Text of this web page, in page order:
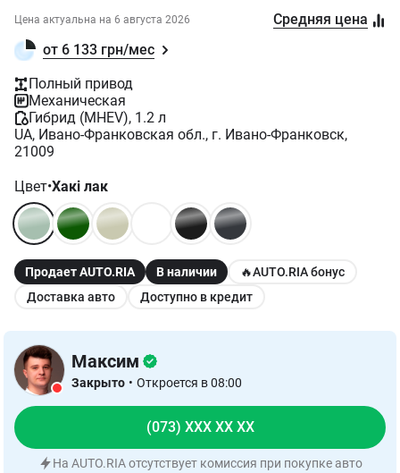
Цена актуальна на 6 августа 2026
Средняя цена
от 6 133 грн/мес
Полный привод
Механическая
Гибрид (MHEV), 1.2 л
UA, Ивано-Франковская обл., г. Ивано-Франковск,
21009
Цвет•Хакі лак
Продает AUTO.RIA В наличии
🔥AUTO.RIA бонус
Доставка авто
Доступно в кредит
Максим
Закрыто • Откроется в 08:00
(073) XXX XX XX
На AUTO.RIA отсутствует комиссия при покупке авто